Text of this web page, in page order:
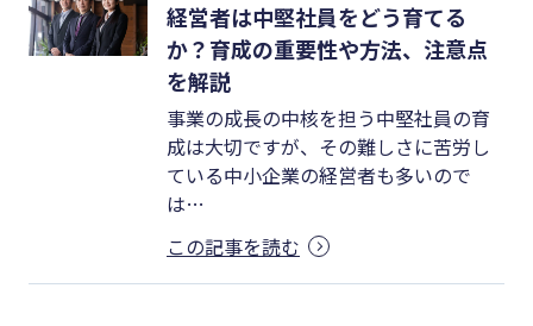
経営者は中堅社員をどう育てる
か？育成の重要性や方法、注意点
を解説
事業の成長の中核を担う中堅社員の育
成は大切ですが、その難しさに苦労し
ている中小企業の経営者も多いので
は…
この記事を読む